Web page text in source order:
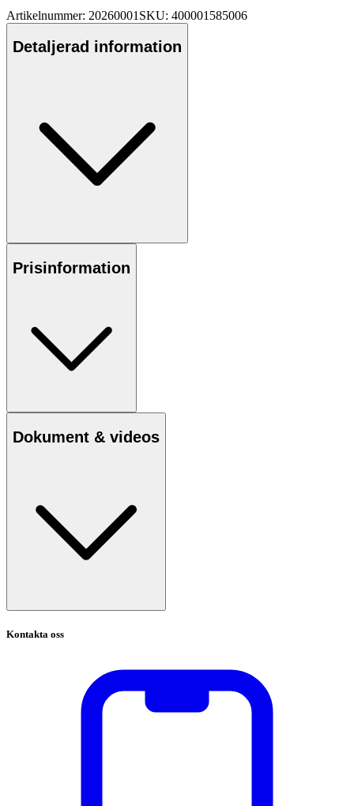
Artikelnummer: 20260001 SKU: 400001585006
Detaljerad information
Prisinformation
Dokument & videos
Kontakta oss